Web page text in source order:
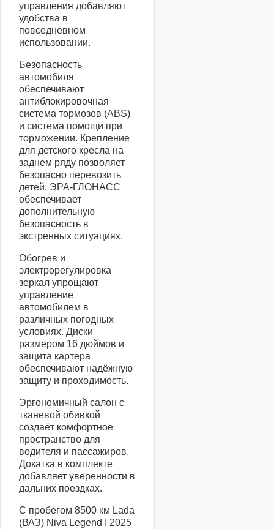
управления добавляют
удобства в
повседневном
использовании.
Безопасность
автомобиля
обеспечивают
антиблокировочная
система тормозов (ABS)
и система помощи при
торможении. Крепление
для детского кресла на
заднем ряду позволяет
безопасно перевозить
детей. ЭРА-ГЛОНАСС
обеспечивает
дополнительную
безопасность в
экстренных ситуациях.
Обогрев и
электрорегулировка
зеркал упрощают
управление
автомобилем в
различных погодных
условиях. Диски
размером 16 дюймов и
защита картера
обеспечивают надёжную
защиту и проходимость.
Эргономичный салон с
тканевой обивкой
создаёт комфортное
пространство для
водителя и пассажиров.
Докатка в комплекте
добавляет уверенности в
дальних поездках.
С пробегом 8500 км Lada
(ВАЗ) Niva Legend I 2025